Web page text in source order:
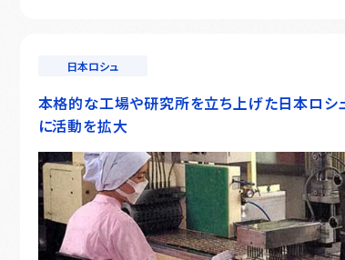
日本ロシュ
本格的な工場や研究所を立ち上げた日本ロシ
に活動を拡大